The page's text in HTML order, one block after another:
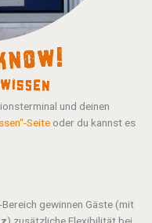
und deinen
Seite oder du kannst es
gewinnen Gäste (mit